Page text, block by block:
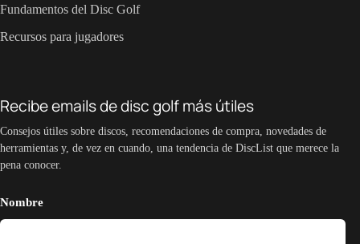
Fundamentos del Disc Golf
Recursos para jugadores
Recibe emails de disc golf más útiles
Consejos útiles sobre discos, recomendaciones de compra, novedades de
herramientas y, de vez en cuando, una tendencia de DiscList que merece la
pena conocer.
Nombre